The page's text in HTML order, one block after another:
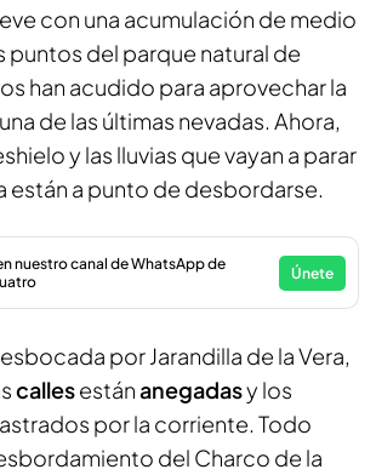
con una acumulación de medio
puntos del parque natural de
han acudido para aprovechar la
de las últimas nevadas. Ahora,
y las lluvias que vayan a parar
están a punto de desbordarse.
nuestro canal de WhatsApp de
Únete
por Jarandilla de la Vera,
callesestánanegadasy los
por la corriente. Todo
del Charco de la